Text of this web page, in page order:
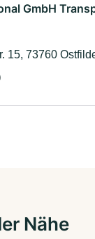
GmbH
15, 73760
Nähe